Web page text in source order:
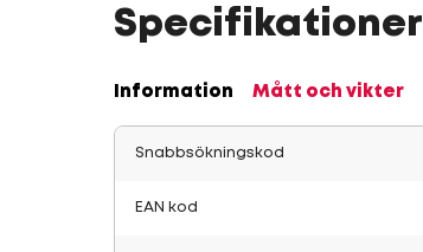
Specifikationer
Information Mått och vikter
Snabbsökningskod
EAN kod